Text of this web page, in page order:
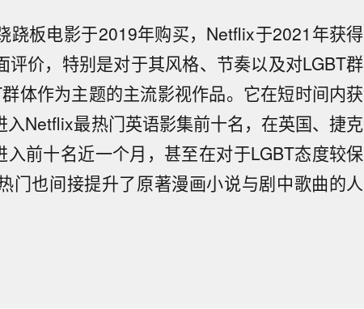
跷板电影于2019年购买，Netflix于2021年获得
评价，特别是对于其风格、节奏以及对LGBT群
体作为主题的主流影视作品。它在短时间内获
Netflix最热门英语影集前十名，在英国、捷克
前十名近一个月，甚至在对于LGBT态度较保
门也间接提升了原著漫画小说与剧中歌曲的人